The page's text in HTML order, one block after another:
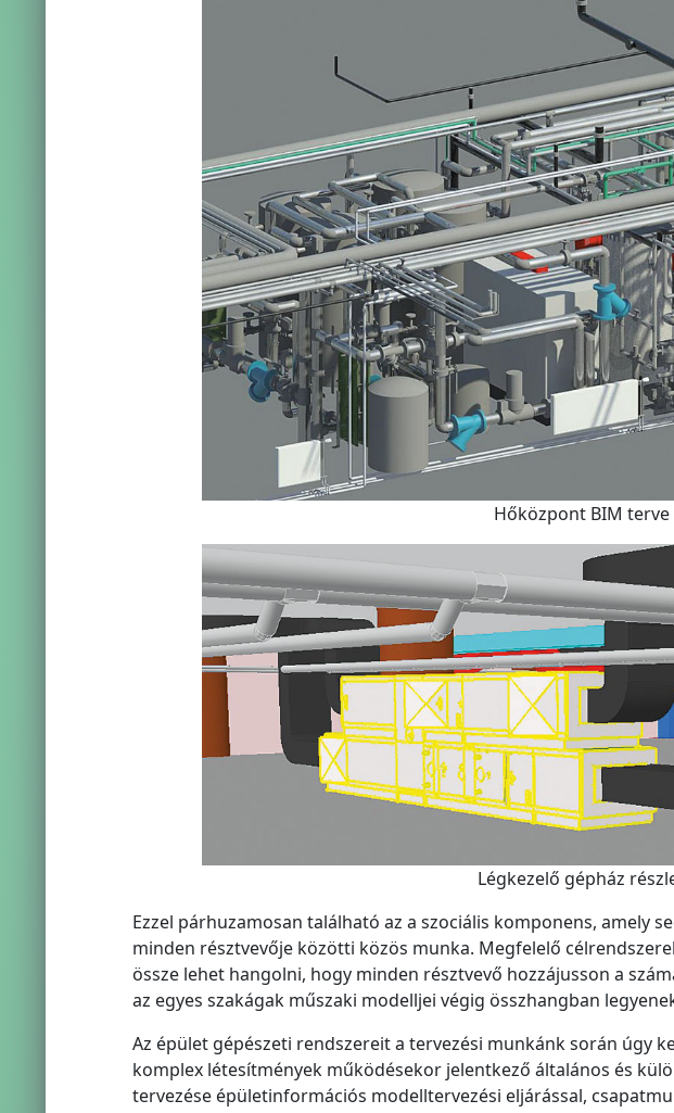
Hőközpont BIM terve
Légkezelő gépház
Ezzel párhuzamosan található az a szociális komponens, amely
minden résztvevője közötti közös munka. Megfelelő
össze lehet hangolni, hogy minden résztvevő hozzájusson a
az egyes szakágak műszaki modelljei végig összhangban
Az épület gépészeti rendszereit a tervezési munkánk során úgy
komplex létesítmények működésekor jelentkező általános és
tervezése épületinformációs modelltervezési eljárással,